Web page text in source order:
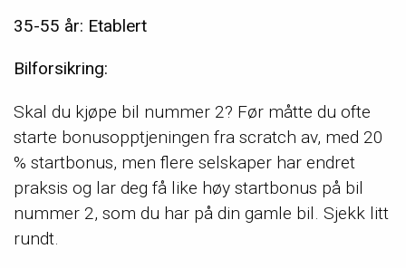
35-55 år: Etablert
Bilforsikring:
Skal du kjøpe bil nummer 2? Før måtte du ofte
starte bonusopptjeningen fra scratch av, med 20
% startbonus, men flere selskaper har endret
praksis og lar deg få like høy startbonus på bil
nummer 2, som du har på din gamle bil. Sjekk litt
rundt.